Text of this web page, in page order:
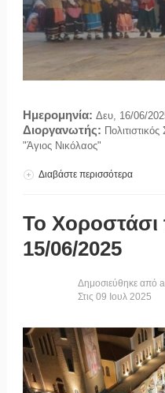
Ημερομηνία: Δευ, 16/06/
Διοργανωτής:
"Άγιος Νικόλαος"
Διαβάστε περισσότεραγια
Το Χοροστάσι
15/06/2025
Δημοσιεύθηκε από
Στις 09 Ιουλ 2025